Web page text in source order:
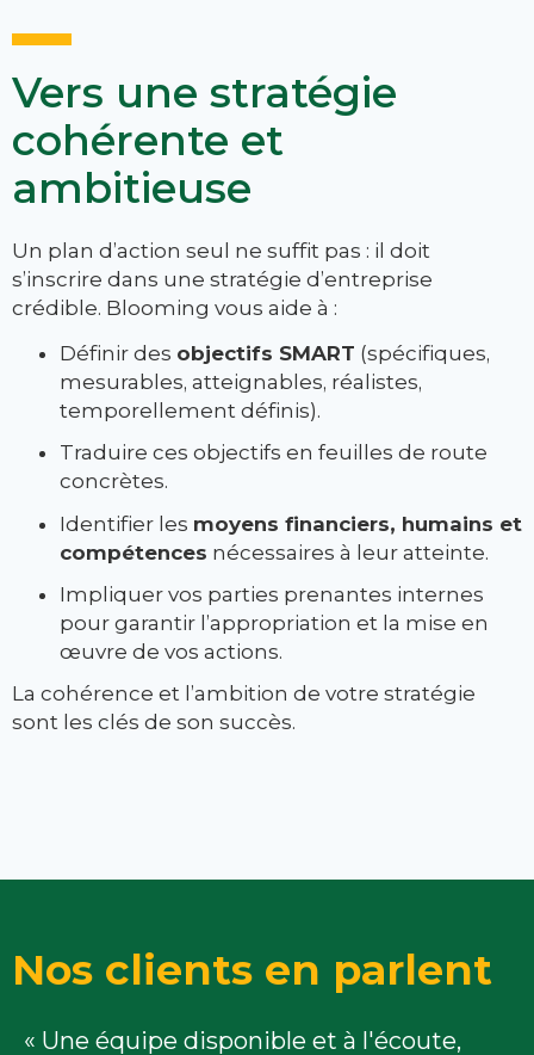
Vers une stratégie
cohérente et
ambitieuse
Un plan d’action seul ne suffit pas : il doit
s’inscrire dans une stratégie d’entreprise
crédible. Blooming vous aide à :
Définir des objectifs SMART (spécifiques,
mesurables, atteignables, réalistes,
temporellement définis).
Traduire ces objectifs en feuilles de route
concrètes.
Identifier les moyens financiers, humains et
compétences nécessaires à leur atteinte.
Impliquer vos parties prenantes internes
pour garantir l’appropriation et la mise en
œuvre de vos actions.
La cohérence et l’ambition de votre stratégie
sont les clés de son succès.
Nos clients en parlent
« Une équipe disponible et à l'écoute,